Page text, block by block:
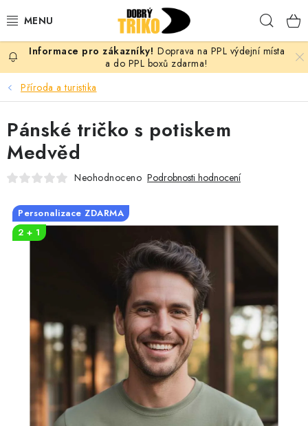
na
PRO ŽENY
PRO MUŽE
PRO DĚTI
PRO PÁRY
VLASTNÍ MOTIV
OKAMŽITĚ K ODBĚRU
MÁM SRDCE POMÁHÁM
Doprava na PPL výdejní místa
a do PPL boxů zdarma!
Příroda a turistika
Pánské tričko s potiskem
Medvěd
Neohodnoceno Podrobnosti hodnocení
Personalizace ZDARMA
2 + 1